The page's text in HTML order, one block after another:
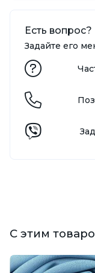
Есть вопрос?
Задайте его
С этим